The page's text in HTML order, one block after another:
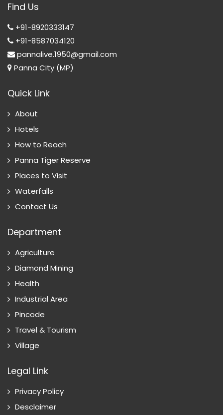
Find Us
+91-8920333147
+91-8587034120
pannalive.1950@gmail.com
Panna City (MP)
Quick Link
About
Hotels
How to Reach
Panna Tiger Reserve
Places to Visit
Waterfalls
Contact Us
Department
Agriculture
Diamond Mining
Health
Industrial Area
Pincode
Travel & Tourism
Village
Legal Link
Privacy Policy
Desclaimer